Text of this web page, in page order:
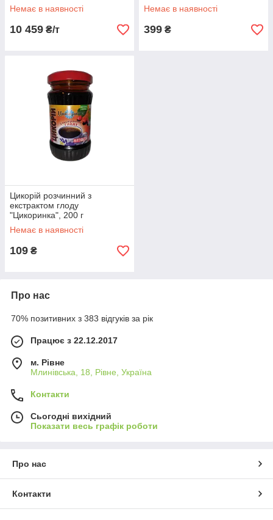
Немає в наявності
10 459 ₴/т
Немає в наявності
399 ₴
Цикорій розчинний з
екстрактом глоду
"Цикоринка", 200 г
Немає в наявності
109 ₴
Про нас
70% позитивних з 383 відгуків за рік
Працює з 22.12.2017
м. Рівне
Млинівська, 18, Рівне, Україна
Контакти
Сьогодні вихідний
Показати весь графік роботи
Про нас
Контакти